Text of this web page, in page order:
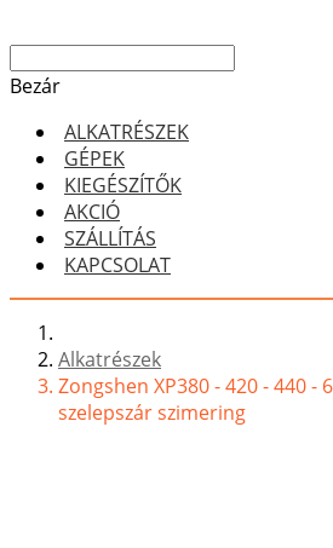
Bezár
ALKATRÉSZEK
GÉPEK
KIEGÉSZÍTŐK
AKCIÓ
SZÁLLÍTÁS
KAPCSOLAT
Alkatrészek
Zongshen XP380 - 420 - 440 -
szelepszár szimering